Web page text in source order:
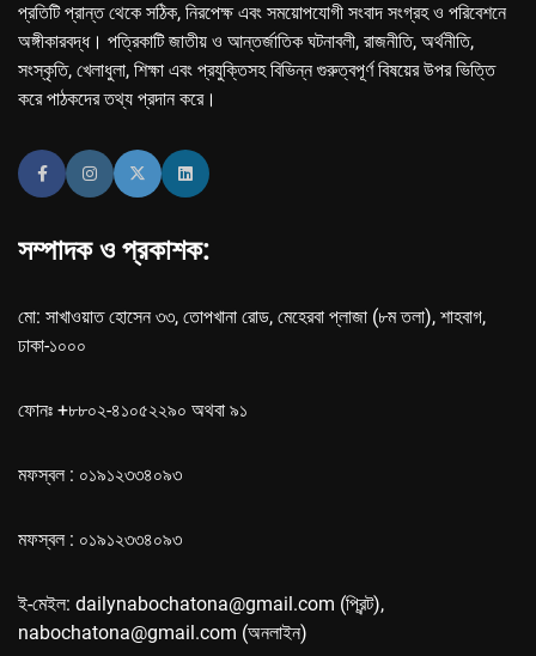
প্রতিটি প্রান্ত থেকে সঠিক, নিরপেক্ষ এবং সময়োপযোগী সংবাদ সংগ্রহ ও পরিবেশনে
অঙ্গীকারবদ্ধ। পত্রিকাটি জাতীয় ও আন্তর্জাতিক ঘটনাবলী, রাজনীতি, অর্থনীতি,
সংস্কৃতি, খেলাধুলা, শিক্ষা এবং প্রযুক্তিসহ বিভিন্ন গুরুত্বপূর্ণ বিষয়ের উপর ভিত্তি
করে পাঠকদের তথ্য প্রদান করে।
সম্পাদক ও প্রকাশক:
মো: সাখাওয়াত হোসেন ৩৩, তোপখানা রোড, মেহেরবা প্লাজা (৮ম তলা), শাহবাগ,
ঢাকা-১০০০
ফোনঃ +৮৮০২-৪১০৫২২৯০ অথবা ৯১
মফস্বল : ০১৯১২৩৩৪০৯৩
মফস্বল : ০১৯১২৩৩৪০৯৩
ই-মেইল: dailynabochatona@gmail.com (প্রিন্ট),
nabochatona@gmail.com (অনলাইন)